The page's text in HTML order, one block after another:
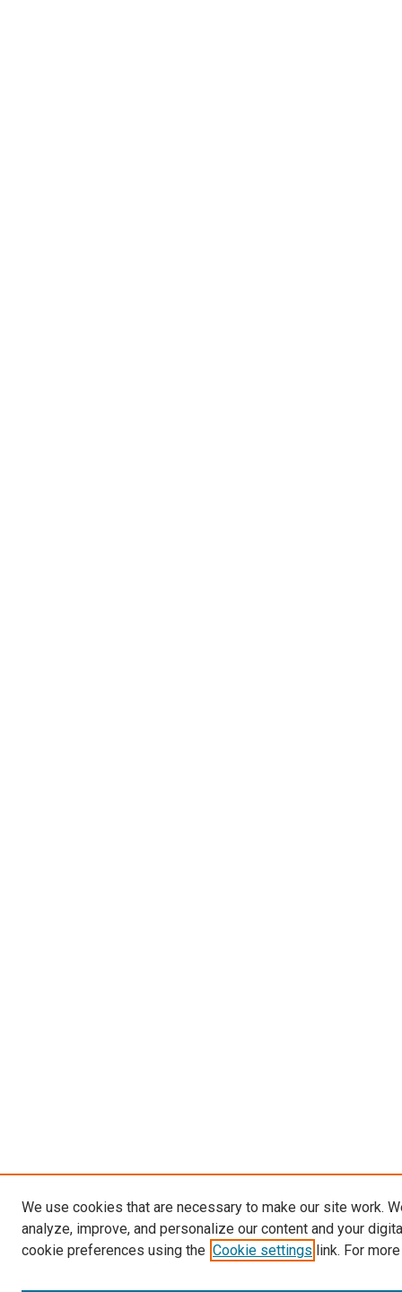
We use cookies that are necessary to make our site work.
analyze, improve, and personalize our content and your
cookie preferences using the Cookie settings link. For